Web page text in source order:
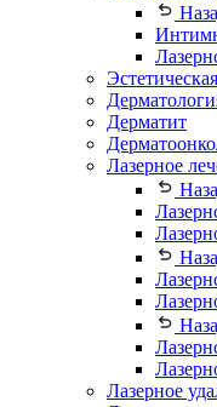
Дерматит
Лазерное
Лазерное